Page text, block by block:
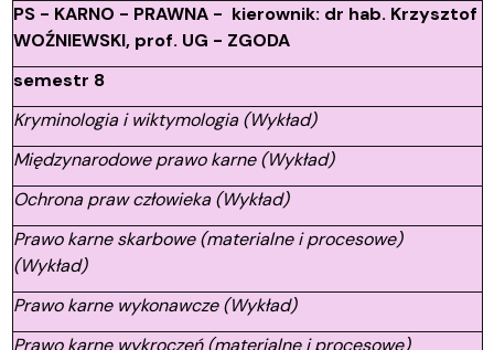
PS - KARNO - PRAWNA - kierownik: dr hab. Krzysztof
WOŹNIEWSKI, prof. UG - ZGODA
semestr 8
Kryminologia i wiktymologia (Wykład)
Międzynarodowe prawo karne (Wykład)
Ochrona praw człowieka (Wykład)
Prawo karne skarbowe (materialne i procesowe)
(Wykład)
Prawo karne wykonawcze (Wykład)
Prawo karne wykroczeń (materialne i procesowe)